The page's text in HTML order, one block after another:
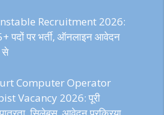
Recruitment 2026:
पदों पर भर्ती, ऑनलाइन आवेदन
से
Computer Operator
Vacancy 2026: पूरी